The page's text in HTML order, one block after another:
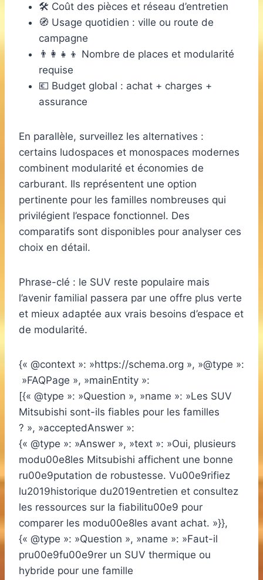
🛠️ Coût des pièces et réseau d’entretien
🧭 Usage quotidien : ville ou route de
campagne
👨‍👩‍👧‍👦 Nombre de places et modularité
requise
💶 Budget global : achat + charges +
assurance
En parallèle, surveillez les alternatives :
certains ludospaces et monospaces modernes
combinent modularité et économies de
carburant. Ils représentent une option
pertinente pour les familles nombreuses qui
privilégient l’espace fonctionnel. Des
comparatifs sont disponibles pour analyser ces
choix en détail.
Phrase-clé : le SUV reste populaire mais
l’avenir familial passera par une offre plus verte
et mieux adaptée aux vrais besoins d’espace et
de modularité.
{« @context »: »https://schema.org », »@type »:
»FAQPage », »mainEntity »:
[{« @type »: »Question », »name »: »Les SUV
Mitsubishi sont-ils fiables pour les familles
? », »acceptedAnswer »:
{« @type »: »Answer », »text »: »Oui, plusieurs
modu00e8les Mitsubishi affichent une bonne
ru00e9putation de robustesse. Vu00e9rifiez
lu2019historique du2019entretien et consultez
les ressources sur la fiabilitu00e9 pour
comparer les modu00e8les avant achat. »}},
{« @type »: »Question », »name »: »Faut-il
pru00e9fu00e9rer un SUV thermique ou
hybride pour une famille